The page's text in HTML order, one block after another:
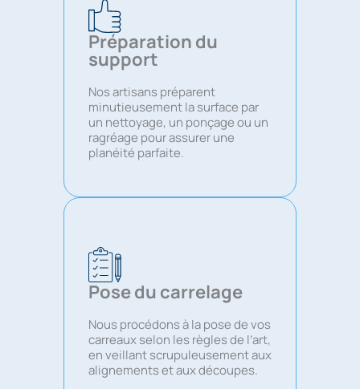
Préparation du
support
Nos artisans préparent
minutieusement la surface par
un nettoyage, un ponçage ou un
ragréage pour assurer une
planéité parfaite.
Pose du carrelage
Nous procédons à la pose de vos
carreaux selon les règles de l’art,
en veillant scrupuleusement aux
alignements et aux découpes.